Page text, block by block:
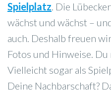
Spielplatz. Die
wächst und wächst –
auch. Deshalb freuen
Fotos und Hinweise.
Vielleicht sogar als
Deine Nachbarschaft?